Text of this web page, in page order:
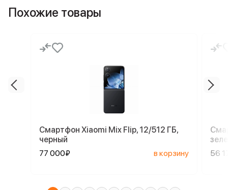
Похожие товары
Смартфон Xiaomi Mix Flip, 12/512 ГБ,
черный
77 000₽
в корзину
56